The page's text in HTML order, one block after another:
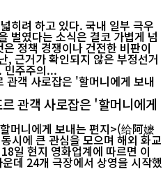
히려 하고 있다. 국내 일부 극우
벌였다는 소식은 결코 가볍게 넘
정책 경쟁이나 건전한 비판이
, 근거가 확인되지 않은 부정선거
민주주의...
관객 사로잡은 '할머니에게
머니에게 보내는 편지>(给阿嬷
시에 큰 관심을 모으며 해외 화교
데 24개 극장에서 상영을 시작했